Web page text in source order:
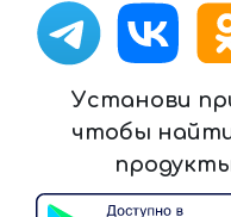
Установи
чтобы